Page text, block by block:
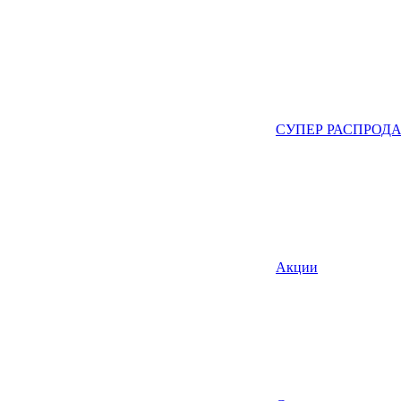
СУПЕР
Акции